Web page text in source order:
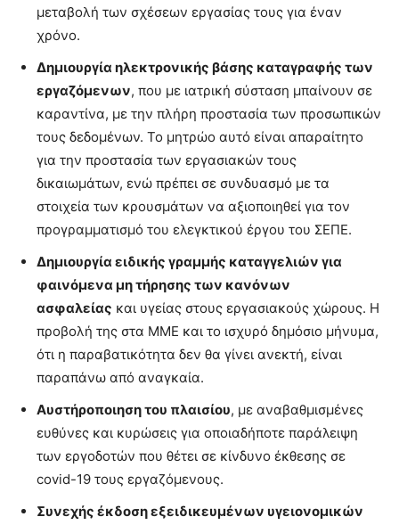
μεταβολή των σχέσεων εργασίας τους για έναν
χρόνο.
Δημιουργία ηλεκτρονικής βάσης καταγραφής των
εργαζόμενων, που με ιατρική σύσταση μπαίνουν σε
καραντίνα, με την πλήρη προστασία των προσωπικών
τους δεδομένων. Το μητρώο αυτό είναι απαραίτητο
για την προστασία των εργασιακών τους
δικαιωμάτων, ενώ πρέπει σε συνδυασμό με τα
στοιχεία των κρουσμάτων να αξιοποιηθεί για τον
προγραμματισμό του ελεγκτικού έργου του ΣΕΠΕ.
Δημιουργία ειδικής γραμμής καταγγελιών για
φαινόμενα μη τήρησης των κανόνων
ασφαλείας και υγείας στους εργασιακούς χώρους. Η
προβολή της στα ΜΜΕ και το ισχυρό δημόσιο μήνυμα,
ότι η παραβατικότητα δεν θα γίνει ανεκτή, είναι
παραπάνω από αναγκαία.
Αυστήροποιηση του πλαισίου, με αναβαθμισμένες
ευθύνες και κυρώσεις για οποιαδήποτε παράλειψη
των εργοδοτών που θέτει σε κίνδυνο έκθεσης σε
covid-19 τους εργαζόμενους.
Συνεχής έκδοση εξειδικευμένων υγειονομικών